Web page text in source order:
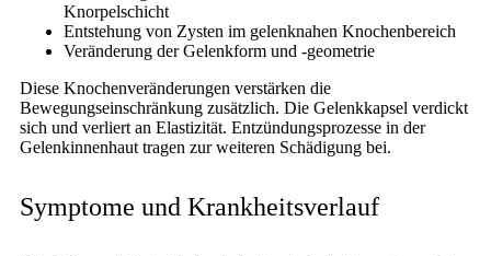
Knorpelschicht
Entstehung von Zysten im gelenknahen Knochenbereich
Veränderung der Gelenkform und -geometrie
Diese Knochenveränderungen verstärken die
Bewegungseinschränkung zusätzlich. Die Gelenkkapsel verdickt
sich und verliert an Elastizität. Entzündungsprozesse in der
Gelenkinnenhaut tragen zur weiteren Schädigung bei.
Symptome und Krankheitsverlauf